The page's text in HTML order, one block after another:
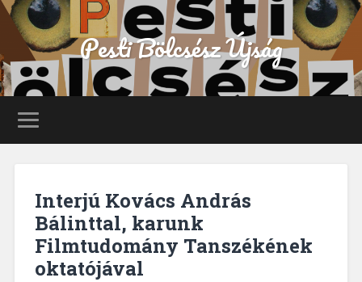
Pesti Bölcsész Újság
Interjú Kovács András
Bálinttal, karunk
Filmtudomány Tanszékének
oktatójával